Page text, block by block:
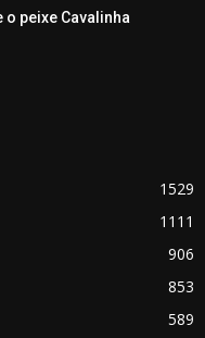
peixe Cavalinha
1529
1111
906
853
589